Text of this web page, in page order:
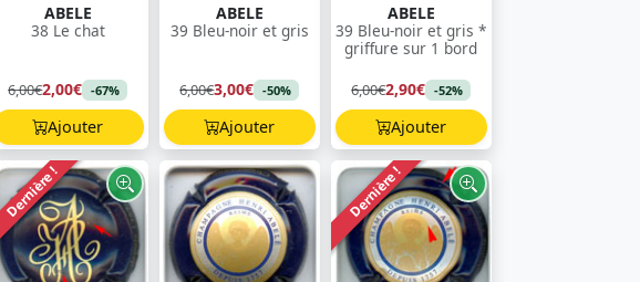
ABELE
38 Le chat
6,00€2,00€ -67%
Ajouter
ABELE
39 Bleu-noir et gris
6,00€3,00€ -50%
Ajouter
ABELE
39 Bleu-noir et gris *
griffure sur 1 bord
6,00€2,90€ -52%
Ajouter
Dernière ! Dernière !